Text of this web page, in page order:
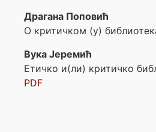
Драгана Поповић
О критичком (у)
Вука Јеремић
Етичко и(ли) критичко
PDF